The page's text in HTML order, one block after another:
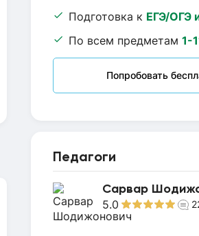
Подготовка к ЕГЭ/ОГЭ
По всем предметам 1-
Попробовать
Педагоги
Сарвар
5.0